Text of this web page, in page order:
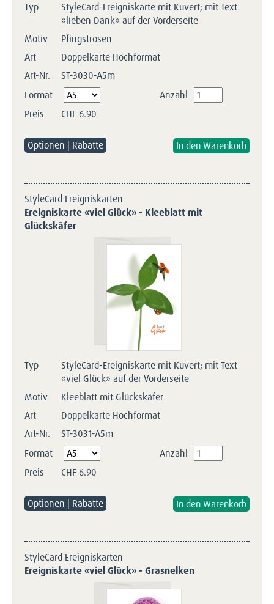
Typ
StyleCard-Ereigniskarte mit Kuvert; mit Text
«lieben Dank» auf der Vorderseite
Motiv
Pfingstrosen
Art
Doppelkarte Hochformat
Art-Nr.
ST-3030-A5m
Pflichtfeld
Format
Anzahl
Preis
CHF 6.90
Optionen | Rabatte
StyleCard Ereigniskarten
Ereigniskarte «viel Glück» - Kleeblatt mit
Glückskäfer
Typ
StyleCard-Ereigniskarte mit Kuvert; mit Text
«viel Glück» auf der Vorderseite
Motiv
Kleeblatt mit Glückskäfer
Art
Doppelkarte Hochformat
Art-Nr.
ST-3031-A5m
Pflichtfeld
Format
Anzahl
Preis
CHF 6.90
Optionen | Rabatte
StyleCard Ereigniskarten
Ereigniskarte «viel Glück» - Grasnelken